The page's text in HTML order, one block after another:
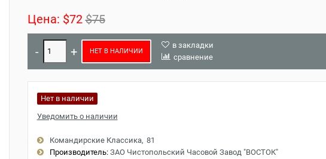
Цена: $72 $75
НЕТ В НАЛИЧИИ
в закладки
сравнение
Нет в наличии
Уведомить о наличии
Командирские Классика 81
Производитель: ЗАО Чистопольский Часовой Завод "ВОСТОК"